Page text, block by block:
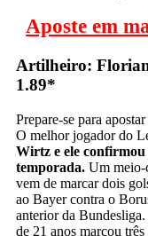
Aposte em
Artilheiro:
1.89*
Prepare-se para
O melhor jogador do
Wirtz e ele confirmou
temporada. Um meio-
vem de marcar dois
ao Bayer contra o
anterior da
de 21 anos marcou